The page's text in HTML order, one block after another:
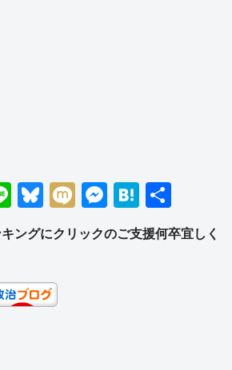
Li
n
e
Bl
e
y
M
ixi
M
ss
H
at
e
有
ングにクリックのご支援何卒宜しく